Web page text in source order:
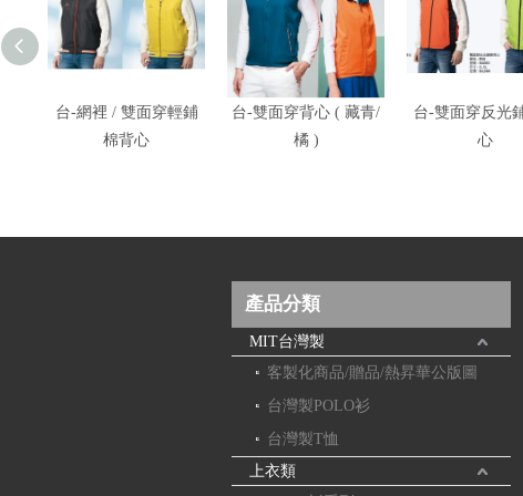
台-網裡 / 雙面穿輕鋪
棉背心
台-雙面穿背心 ( 藏青/
橘 )
台-雙面穿反光
心
產品分類
MIT台灣製
客製化商品/贈品/熱昇華公版圖
台灣製POLO衫
台灣製T恤
上衣類